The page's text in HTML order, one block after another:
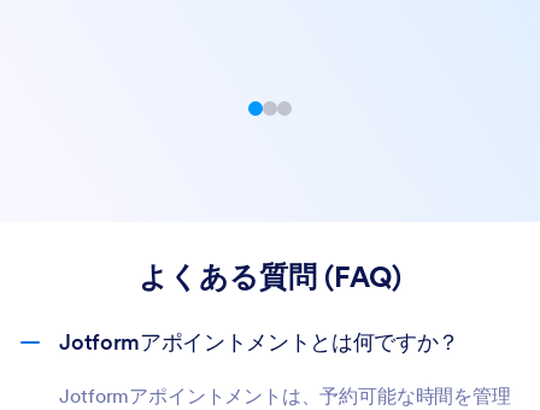
ールやリマインドの自動送信、カレンダー同期までまとめ
よくある質問 (FAQ)
Jotformアポイントメントとは何ですか？
Jotformアポイントメントは、予約可能な時間を管理